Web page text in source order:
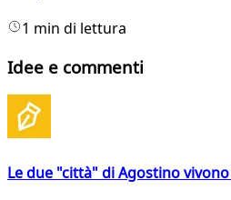
1 min di lettura
Idee e commenti
Le due "città" di Agostino